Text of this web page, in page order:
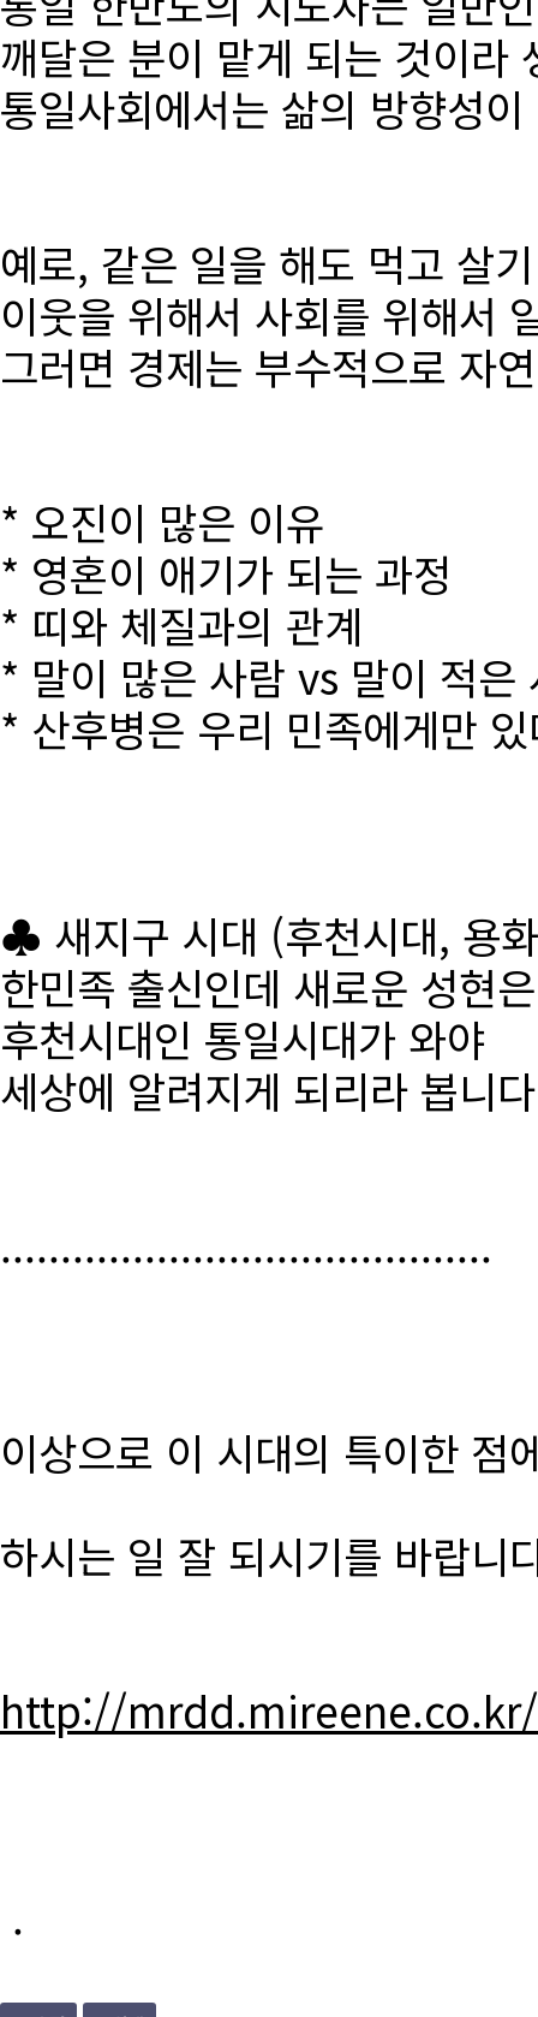
깨달은 분이 맡게 되는 것이라
통일사회에서는 삶의 방향성
예로, 같은 일을 해도 먹고 살
이웃을 위해서 사회를 위해서
그러면 경제는 부수적으로 자
* 오진이 많은 이유
* 영혼이 애기가 되는 과정
* 띠와 체질과의 관계
* 말이 많은 사람 vs 말이 적은
* 산후병은 우리 민족에게만
♣ 새지구 시대 (후천시대, 용
한민족 출신인데 새로운 성현
후천시대인 통일시대가 와야
세상에 알려지게 되리라 봅니
.........................................
이상으로 이 시대의 특이한 점
하시는 일 잘 되시기를 바랍니
http://
.